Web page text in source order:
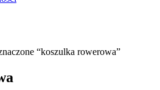
“koszulka rowerowa”